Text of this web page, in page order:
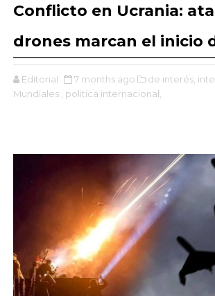
Conflicto en Ucrania:
drones marcan el inicio
Editorial 7 months ago de interés,
Mundiales.,
politica internacional,